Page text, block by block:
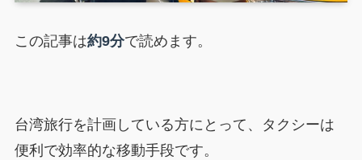
この記事は約9分で読めます。
台湾旅行を計画している方にとって、タクシーは
便利で効率的な移動手段です。